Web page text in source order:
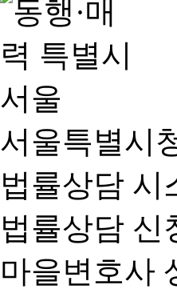
서울특별시
법률상담 시
법률상담 신
마을변호사